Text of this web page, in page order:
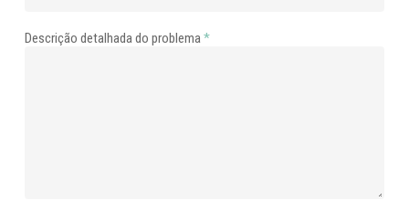
Descrição detalhada do problema*